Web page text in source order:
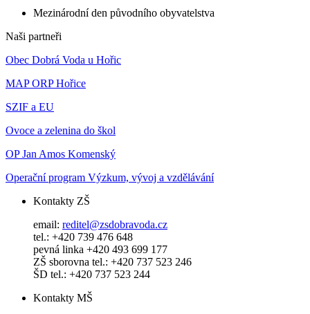
Mezinárodní den původního obyvatelstva
Naši partneři
Obec Dobrá Voda u Hořic
MAP ORP Hořice
SZIF a EU
Ovoce a zelenina do škol
OP Jan Amos Komenský
Operační program Výzkum, vývoj a vzdělávání
Kontakty ZŠ
email: reditel@zsdobravoda.cz
tel.: +420 739 476 648
pevná linka +420 493 699 177
ZŠ sborovna tel.: +420 737 523 246
ŠD tel.: +420 737 523 244
Kontakty MŠ